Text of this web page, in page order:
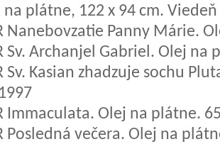
na plátne, 122 x 94 cm.
Nanebovzatie Panny Márie.
Sv. Archanjel Gabriel. Olej na
Sv. Kasian zhadzuje sochu
Immaculata. Olej na plátne.
Posledná večera. Olej na